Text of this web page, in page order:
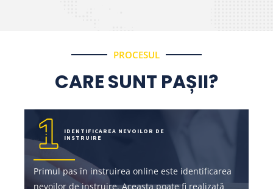
PROCESUL
CARE SUNT PAȘII?
IDENTIFICAREA NEVOILOR DE
INSTRUIRE
Primul pas în instruirea online este identificarea
nevoilor de instruire. Aceasta poate fi realizată